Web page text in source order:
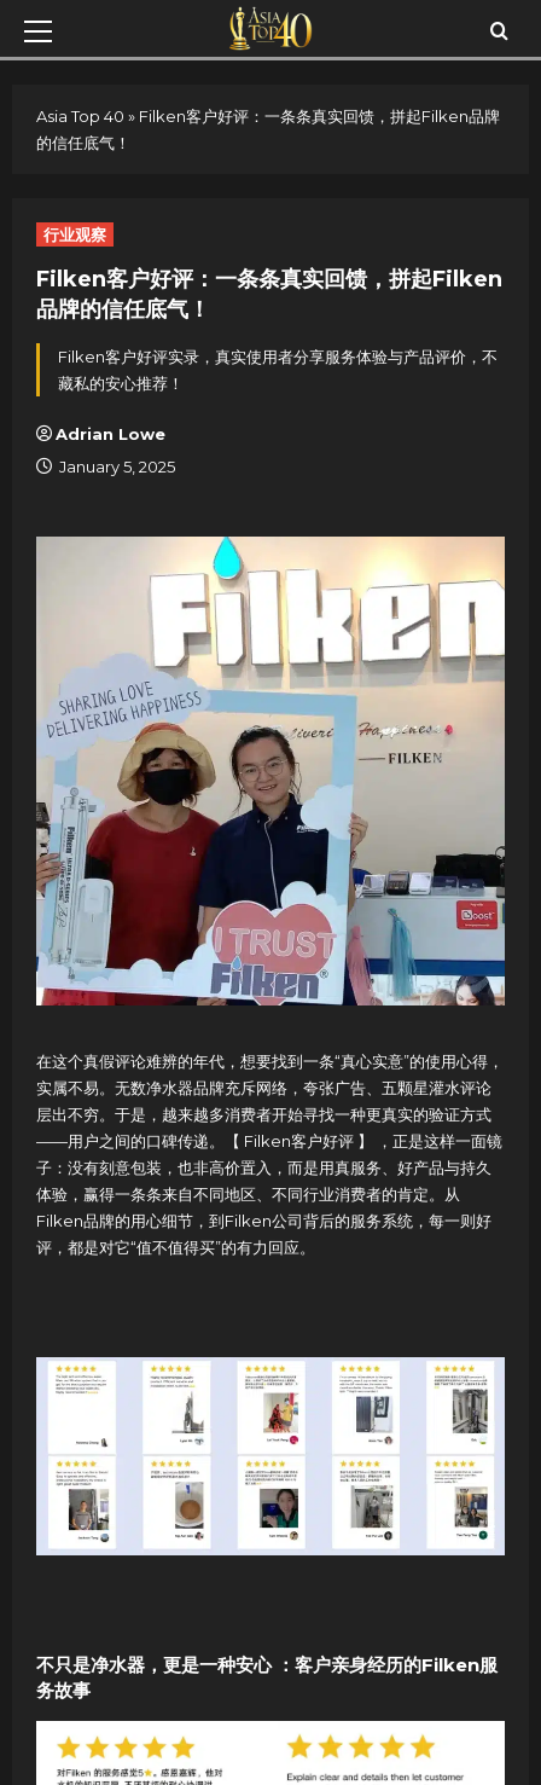
Skip
Primary
Asia Top 40 » Filken客户好评：一条条真实回馈，拼起Filken品牌
的信任底气！
行业观察
Filken客户好评：一条条真实回馈，拼起Filken
品牌的信任底气！
Filken客户好评实录，真实使用者分享服务体验与产品评价，不
藏私的安心推荐！
Adrian Lowe
January 5, 2025
在这个真假评论难辨的年代，想要找到一条“真心实意”的使用心得，
实属不易。无数净水器品牌充斥网络，夸张广告、五颗星灌水评论
层出不穷。于是，越来越多消费者开始寻找一种更真实的验证方式
——用户之间的口碑传递。【 Filken客户好评 】 ，正是这样一面镜
子：没有刻意包装，也非高价置入，而是用真服务、好产品与持久
体验，赢得一条条来自不同地区、不同行业消费者的肯定。从
Filken品牌的用心细节，到Filken公司背后的服务系统，每一则好
评，都是对它“值不值得买”的有力回应。
不只是净水器，更是一种安心 ：客户亲身经历的Filken服
务故事